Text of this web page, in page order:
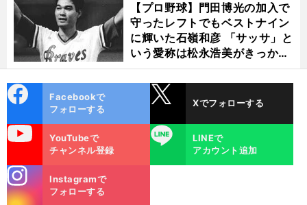
【プロ野球】門田博光の加入で
守ったレフトでもベストナイン
に輝いた石嶺和彦 「サッサ」と
いう愛称は松永浩美がきっか
け？
ok
Facebookで
フォローする
Xでフォローする
YouTubeで
チャンネル登録
LINE
LINEで
アカウント追加
m
Instagramで
フォローする